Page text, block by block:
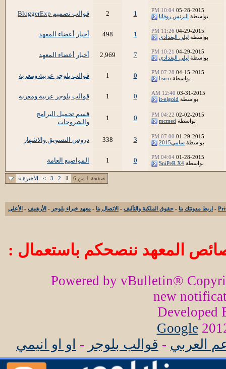
05-28-2015
10:04 PM
بواسطة البرنس روفانا 1
2 قوالب تصميم BloggerExp
04-29-2015
11:26 PM
بواسطة ليلي البغدادى 1
498 أخبار أعضاء المعهد
04-29-2015
10:21 PM
بواسطة ليلي البغدادى 7
2,969 أخبار أعضاء المعهد
04-15-2015
07:28 PM
بواسطة bsico
0
1 قوالب بلوجر عربية ومعربة
03-31-2015
12:40 AM
بواسطة it-elgold
0
1 قوالب بلوجر عربية ومعربة
02-02-2015
04:22 PM
بواسطة mcmed
0
1
قسم تحميل البرامج
والشروحات
01-29-2015
07:00 PM
بواسطة سامي2015 3
338 دروس التسويق والاشهار
01-28-2015
04:04 PM
بواسطة SniPeR X4
0
1 المواضيع العامة
صفحة 1 من 6 1
2
3
> الأخيرة »
- اربط مدونتك بنا - حقوق الملكية والتأليف - الاتصال بنا - معهد خبراء بلوجر - الأرشيف - الأعلى
المعهد ننصحكم باستعمال :
Powered by vBulletin®
new
Developed
Google
العربي - قوالب بلوجر - او او انيمي